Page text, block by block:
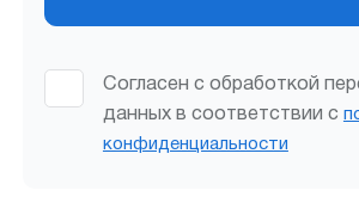
Согласен с обработкой
данных в соответствии с
конфиденциальности